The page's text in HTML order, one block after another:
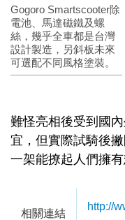
Gogoro Smartscooter除
電池、馬達磁鐵及螺
絲，幾乎全車都是台灣
設計製造，另斜板未來
可選配不同風格塗裝。
難怪亮相後受到國
宜，但實際試騎後
一架能撩起人們擁有
相關連結
http://